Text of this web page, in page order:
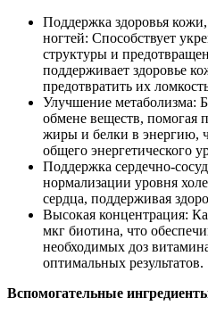
Поддержка здоровья
ногтей: Способствует
структуры и
поддерживает здоровье
предотвратить их
Улучшение метаболизма:
обмене веществ, помогая
жиры и белки в энергию,
общего энергетического
Поддержка сердечно-
нормализации уровня
сердца, поддерживая
Высокая концентрация:
мкг биотина, что
необходимых доз
оптимальных результатов.
Вспомогательные